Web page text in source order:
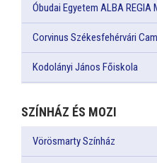
Óbudai Egyetem ALBA REGIA
Corvinus Székesfehérvári
Kodolányi János Főiskola
SZÍNHÁZ ÉS MOZI
Vörösmarty Színház